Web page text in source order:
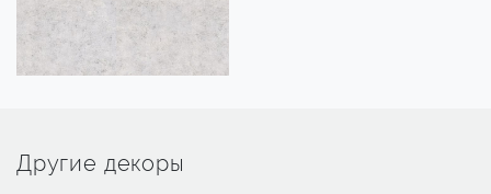
Другие декоры